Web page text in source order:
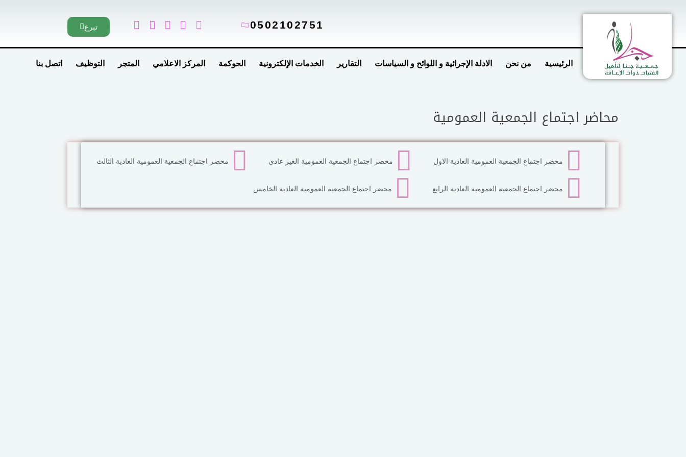
0502102751 تبرع
الرئيسية من نحن الادلة الإجرائية و اللوائح و السياسات التقارير الخدمات الإلكترونية الحوكمة المركز الاعلامي المتجر التوظيف اتصل بنا
محاضر اجتماع الجمعية العمومية
محضر اجتماع الجمعية العمومية العادية الاول محضر اجتماع الجمعية العمومية الغير عادي محضر اجتماع الجمعية العمومية العادية الثالث
محضر اجتماع الجمعية العمومية العادية الرابع محضر اجتماع الجمعية العمومية العادية الخامس